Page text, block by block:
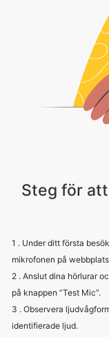
Steg för
1 . Under ditt första
mikrofonen på
2 . Anslut dina hörlurar
på knappen ”Test Mic”.
3 . Observera
identifierade ljud.